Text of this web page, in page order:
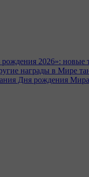
2026»: новые
награды в Мире
Дня рождения